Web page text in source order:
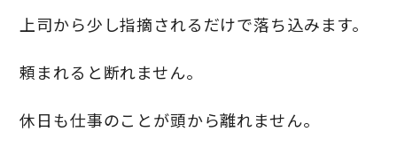
上司から少し指摘されるだけで落ち込みます。
頼まれると断れません。
休日も仕事のことが頭から離れません。